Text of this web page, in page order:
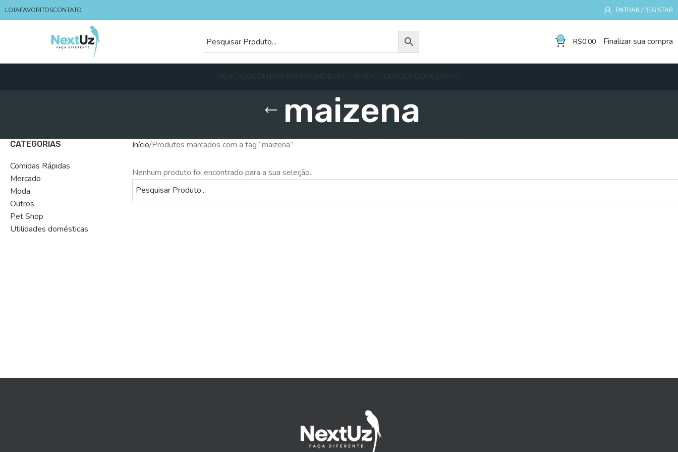
LOJAFAVORITOSCONTATO ENTRAR / REGISTAR
0 R$0,00 Finalizar sua compra
MERCADO COMIDAS RÁPIDAS MODAPET SHOP UTILIDADES DOMÉSTICAS
maizena
CATEGORIAS
Comidas Rápidas
Mercado
Moda
Outros
Pet Shop
Utilidades domésticas
Início Produtos marcados com a tag “maizena”
Nenhum produto foi encontrado para a sua seleção.